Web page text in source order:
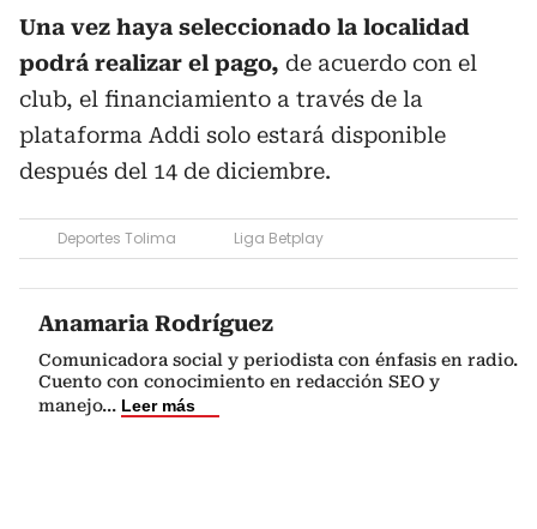
Una vez haya seleccionado la localidad
podrá realizar el pago, de acuerdo con el
club, el financiamiento a través de la
plataforma Addi solo estará disponible
después del 14 de diciembre.
Deportes Tolima Liga Betplay
Anamaria Rodríguez
Comunicadora social y periodista con énfasis en radio.
Cuento con conocimiento en redacción SEO y
manejo... Leer más